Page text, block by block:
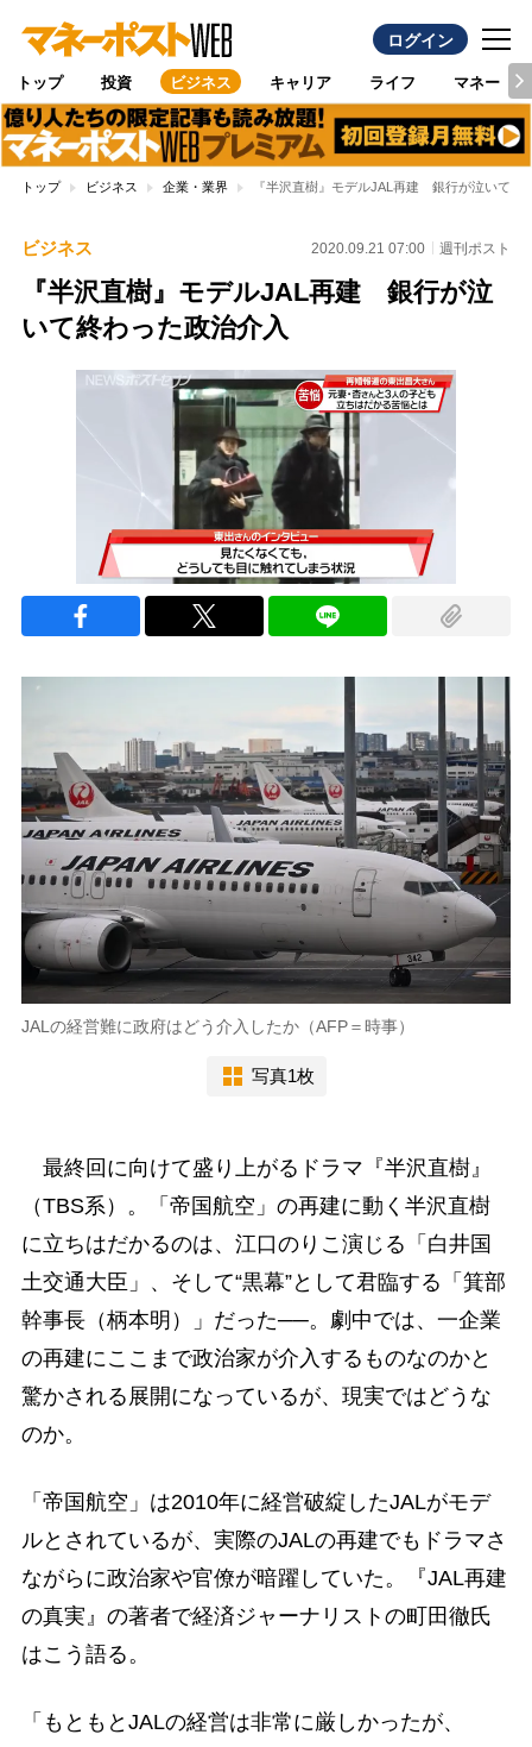
ログイン
トップ 投資 ビジネス キャリア ライフ マネー
トップ ビジネス 企業・業界 『半沢直樹』モデルJAL再建 銀行が泣いて終
ビジネス 2020.09.21 07:00 週刊ポスト
『半沢直樹』モデルJAL再建 銀行が泣
いて終わった政治介入
JALの経営難に政府はどう介入したか（AFP＝時事）
写真1枚
最終回に向けて盛り上がるドラマ『半沢直樹』
（TBS系）。「帝国航空」の再建に動く半沢直樹
に立ちはだかるのは、江口のりこ演じる「白井国
土交通大臣」、そして“黒幕”として君臨する「箕部
幹事長（柄本明）」だった──。劇中では、一企業
の再建にここまで政治家が介入するものなのかと
驚かされる展開になっているが、現実ではどうな
のか。
「帝国航空」は2010年に経営破綻したJALがモデ
ルとされているが、実際のJALの再建でもドラマさ
ながらに政治家や官僚が暗躍していた。『JAL再建
の真実』の著者で経済ジャーナリストの町田徹氏
はこう語る。
「もともとJALの経営は非常に厳しかったが、